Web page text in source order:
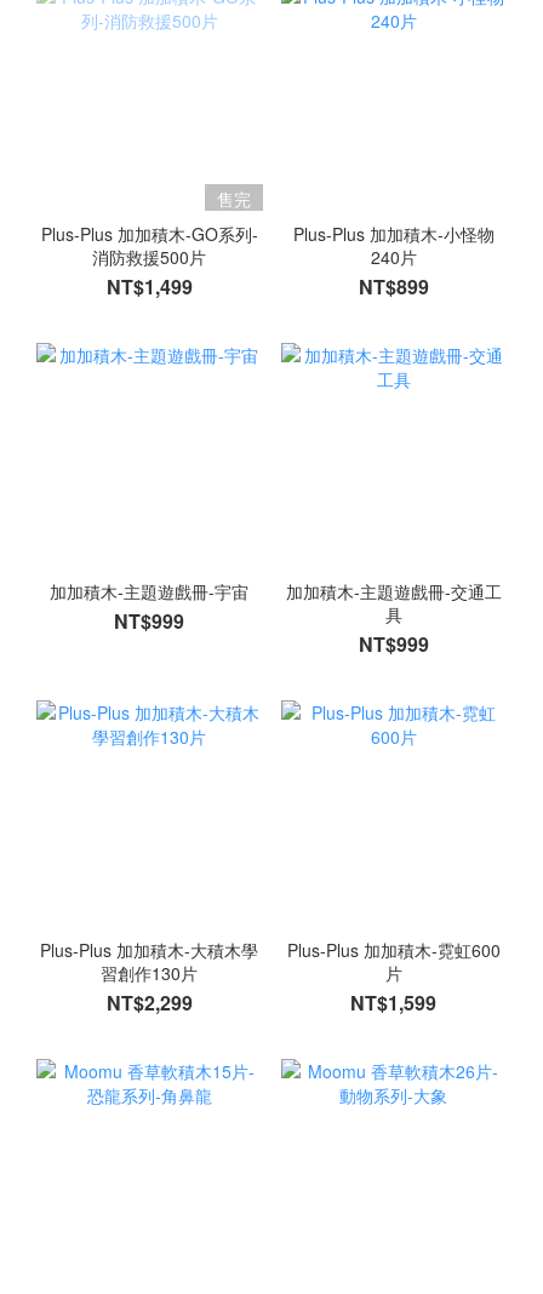
售完
Plus-Plus 加加積木-GO系列-
消防救援500片
NT$1,499
Plus-Plus 加加積木-小怪物
240片
NT$899
加加積木-主題遊戲冊-宇宙
NT$999
加加積木-主題遊戲冊-交通工
具
NT$999
Plus-Plus 加加積木-大積木學
習創作130片
NT$2,299
Plus-Plus 加加積木-霓虹600
片
NT$1,599